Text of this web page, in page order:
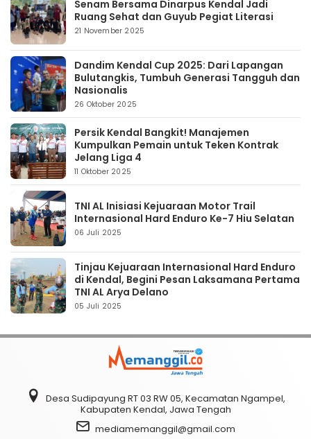
Senam Bersama Dinarpus Kendal Jadi
Ruang Sehat dan Guyub Pegiat Literasi
21 November 2025
Dandim Kendal Cup 2025: Dari Lapangan
Bulutangkis, Tumbuh Generasi Tangguh dan
Nasionalis
26 Oktober 2025
Persik Kendal Bangkit! Manajemen
Kumpulkan Pemain untuk Teken Kontrak
Jelang Liga 4
11 Oktober 2025
TNI AL Inisiasi Kejuaraan Motor Trail
Internasional Hard Enduro Ke-7 Hiu Selatan
06 Juli 2025
Tinjau Kejuaraan Internasional Hard Enduro
di Kendal, Begini Pesan Laksamana Pertama
TNI AL Arya Delano
05 Juli 2025
Desa Sudipayung RT 03 RW 05, Kecamatan Ngampel,
Kabupaten Kendal, Jawa Tengah
mediamemanggil@gmail.com